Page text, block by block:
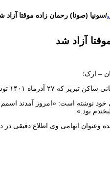
/سونیا (صونا) رحمان زاده موقتا آزاد
آزاد شد
– ارک؛
تا پایان مراحل دادرسی از بند زنان زندان مرکزی تبریز آزاد شده است.
نوشته است: «امروز آمدند اسمم
بود.»
وعنوان اتهامی وی اطلاع دقیقی